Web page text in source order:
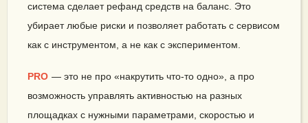
система сделает рефанд средств на баланс. Это
убирает любые риски и позволяет работать с сервисом
как с инструментом, а не как с экспериментом.
PRO — это не про «накрутить что-то одно», а про
возможность управлять активностью на разных
площадках с нужными параметрами, скоростью и